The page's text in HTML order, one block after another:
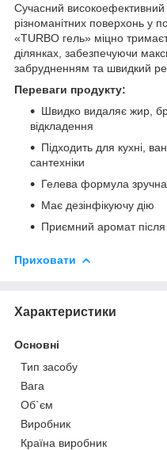
Сучасний
різноманітних поверхонь у
«TURBO гель» міцно
ділянках, забезпечуючи
забрудненням та швидкий
Переваги продукту:
Швидко видаляє жир,
відкладення
Підходить для кухні,
сантехніки
Гелева формула
Має дезінфікуючу дію
Приємний аромат
Приховати
Характеристики
Основні
Тип засобу
Вага
Об`єм
Виробник
Країна виробник